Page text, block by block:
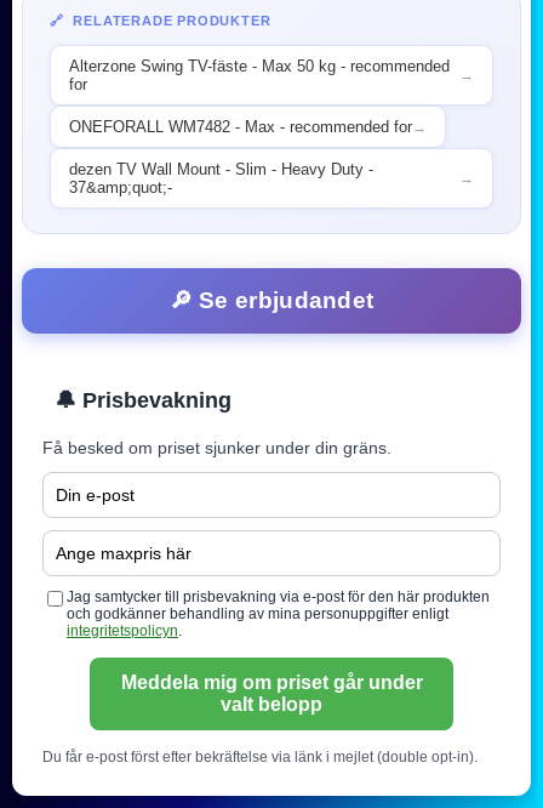
🔗 RELATERADE PRODUKTER
Alterzone Swing TV-fäste - Max 50 kg - recommended
for
→
ONEFORALL WM7482 - Max - recommended for→
dezen TV Wall Mount - Slim - Heavy Duty -
37&amp;quot;-
→
🔎 Se erbjudandet
🔔 Prisbevakning
Få besked om priset sjunker under din gräns.
Jag samtycker till prisbevakning via e-post för den här produkten
och godkänner behandling av mina personuppgifter enligt
integritetspolicyn.
Meddela mig om priset går under
valt belopp
Du får e-post först efter bekräftelse via länk i mejlet (double opt-in).